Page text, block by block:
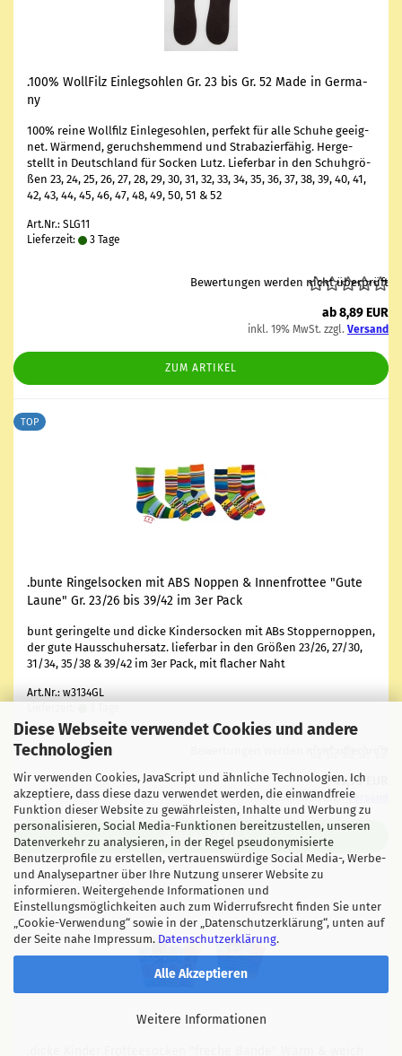
Diese Webseite verwendet Cookies und andere
Technologien
Wir verwenden Cookies, JavaScript und ähnliche Technologien. Ich
akzeptiere, dass diese dazu verwendet werden, die einwandfreie
Funktion dieser Website zu gewährleisten, Inhalte und Werbung zu
personalisieren, Social Media-Funktionen bereitzustellen, unseren
Datenverkehr zu analysieren, in der Regel pseudonymisierte
Benutzerprofile zu erstellen, vertrauenswürdige Social Media-, Werbe-
und Analysepartner über Ihre Nutzung unserer Website zu
informieren. Weitergehende Informationen und
Einstellungsmöglichkeiten auch zum Widerrufsrecht finden Sie unter
„Cookie-Verwendung“ sowie in der „Datenschutzerklärung“, unten auf
der Seite nahe Impressum. Datenschutzerklärung.
Alle Akzeptieren
Weitere Informationen
.100% Woll­Filz Ein­leg­soh­len Gr. 23 bis Gr. 52 Made in Ger­ma­
ny
100% reine Woll­filz Ein­le­ge­soh­len, per­fekt für alle Schu­he ge­eig­
net. Wär­mend, ge­ruchs­hem­mend und Stra­ba­zier­fä­hig. Her­ge­
stellt in Deutsch­land für So­cken Lutz. Lie­fer­bar in den Schuh­grö­
ßen 23, 24, 25, 26, 27, 28, 29, 30, 31, 32, 33, 34, 35, 36, 37, 38, 39, 40, 41,
42, 43, 44, 45, 46, 47, 48, 49, 50, 51 & 52
Art.Nr.: SLG11
Lieferzeit:
3 Tage
Bewertungen werden nicht überprüft
ab 8,89 EUR
inkl. 19% MwSt. zzgl. Versand
ZUM ARTIKEL
TOP
.bunte Rin­gel­so­cken mit ABS Nop­pen & In­nen­frot­tee "Gute
Laune" Gr. 23/26 bis 39/42 im 3er Pack
bunt ge­rin­gel­te und dicke Kin­der­so­cken mit ABs Stop­per­nop­pen,
der gute Haus­schu­her­satz. lie­fer­bar in den Grö­ßen 23/26, 27/30,
31/34, 35/38 & 39/42 im 3er Pack, mit fla­cher Naht
Art.Nr.: w3134GL
11,95 EUR
inkl. 19% MwSt. zzgl.Versand
ZUM ARTIKEL